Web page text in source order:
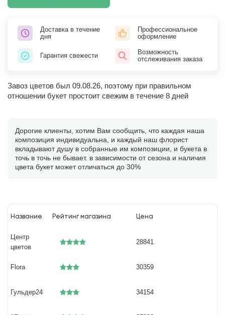
Доставка в течение
дня
Профессиональное
оформление
Гарантия свежести
Возможность
отслеживания заказа
Завоз цветов был 09.08.26, поэтому при правильном
отношении букет простоит свежим в течение 8 дней
Дорогие клиенты, хотим Вам сообщить, что каждая наша
композиция индивидуальна, и каждый наш флорист
вкладывают душу в собранные им композиции, и букета в
точь в точь не бывает. в зависимости от сезона и наличия
цвета букет может отличаться до 30%
Название Рейтинг магазина Цена
Центр
цветов
28841
Flora 30359
Гульдер24 34154